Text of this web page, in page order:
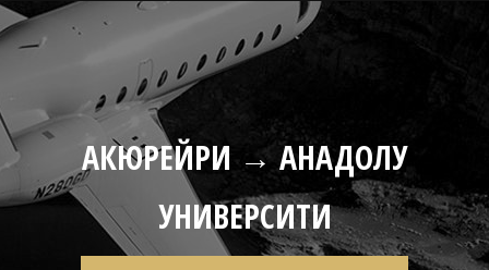
АКЮРЕЙРИ → АНАДОЛУ
УНИВЕРСИТИ